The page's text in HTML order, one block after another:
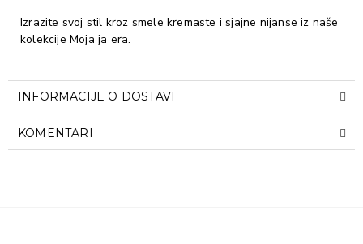
Izrazite svoj stil kroz smele kremaste i sjajne nijanse iz naše
kolekcije Moja ja era.
INFORMACIJE O DOSTAVI
KOMENTARI